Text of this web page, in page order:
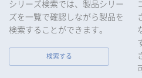
めに合理的な範囲で速やかに対
みを行います。
当社は、個人情報報保護のため
続的に見直し、定期的に評価を
ります。
シリーズ検索では、製品シリー
ズを一覧で確認しながら製品を
検索することができます。
検索する